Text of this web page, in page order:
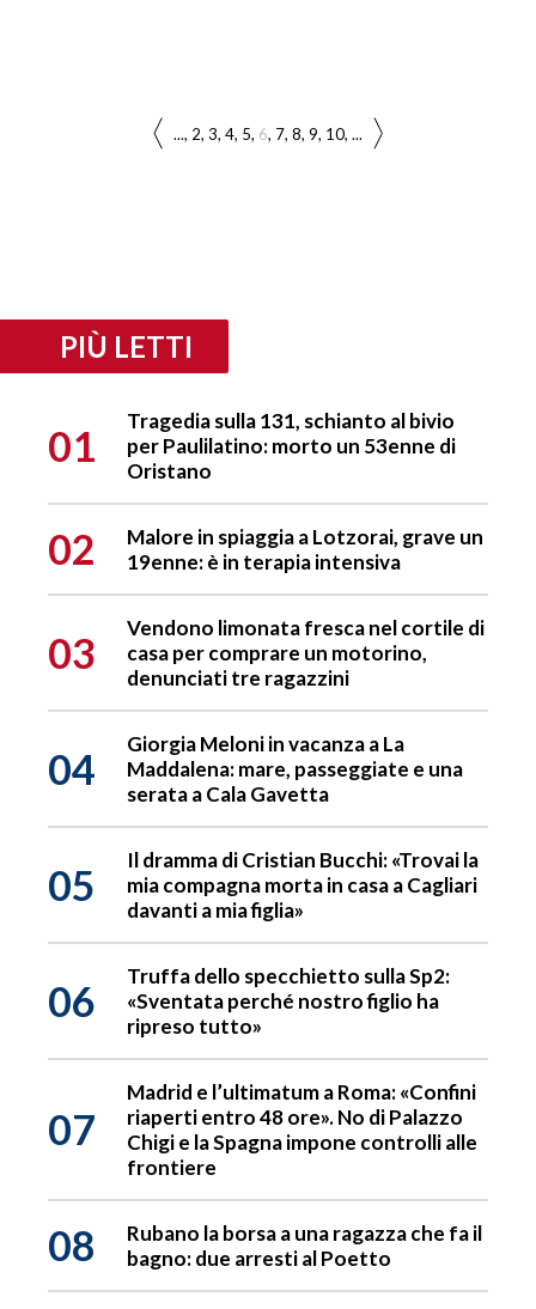
... 2 3 4 5 6 7 8 9 10 ...
PIÙ LETTI
01
Tragedia sulla 131, schianto al bivio
per Paulilatino: morto un 53enne di
Oristano
02
Malore in spiaggia a Lotzorai, grave un
19enne: è in terapia intensiva
03
Vendono limonata fresca nel cortile di
casa per comprare un motorino,
denunciati tre ragazzini
04
Giorgia Meloni in vacanza a La
Maddalena: mare, passeggiate e una
serata a Cala Gavetta
05
Il dramma di Cristian Bucchi: «Trovai la
mia compagna morta in casa a Cagliari
davanti a mia figlia»
06
Truffa dello specchietto sulla Sp2:
«Sventata perché nostro figlio ha
ripreso tutto»
07
Madrid e l’ultimatum a Roma: «Confini
riaperti entro 48 ore». No di Palazzo
Chigi e la Spagna impone controlli alle
frontiere
08
Rubano la borsa a una ragazza che fa il
bagno: due arresti al Poetto